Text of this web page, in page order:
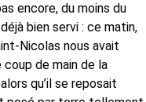
encore, du moins du
bien servi : ce matin,
Nicolas nous avait
de main de la
qu’il se reposait